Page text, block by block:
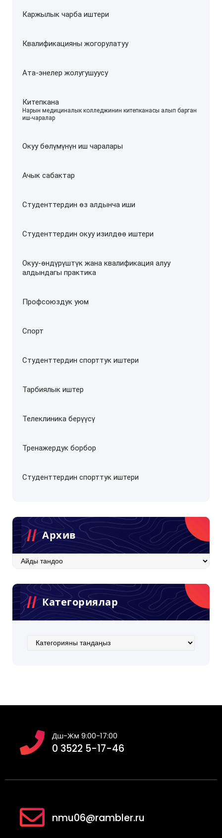
Каржылык чарба иштери
Квалификацияны жогорулатуу
Ата-энелер жолугушуусу
Китепкана
–
Нарын медициналык колледжинин китепканасы алып барган
иш-чаралар
Окуу бөлүмүнүн иш чаралары
Ачык сабактар
Студенттердин өз алдынча иши
Студенттердин окуу изилдөө иштери
Окуу-өндүрүштүк жана квалификация алуу
алдындагы практика
Профсоюздук уюм
Спорт
Студенттердин спорттук иштери
Тарбиялык иштер
Телеклиника берүүсү
Тренажердук борбор
Студенттердин спорттук иштери
Архив
Архив
Категориялар
Категориялар
Дш-Жм 9:00-17:00
0 3522 5-17-46
nmu06@rambler.ru